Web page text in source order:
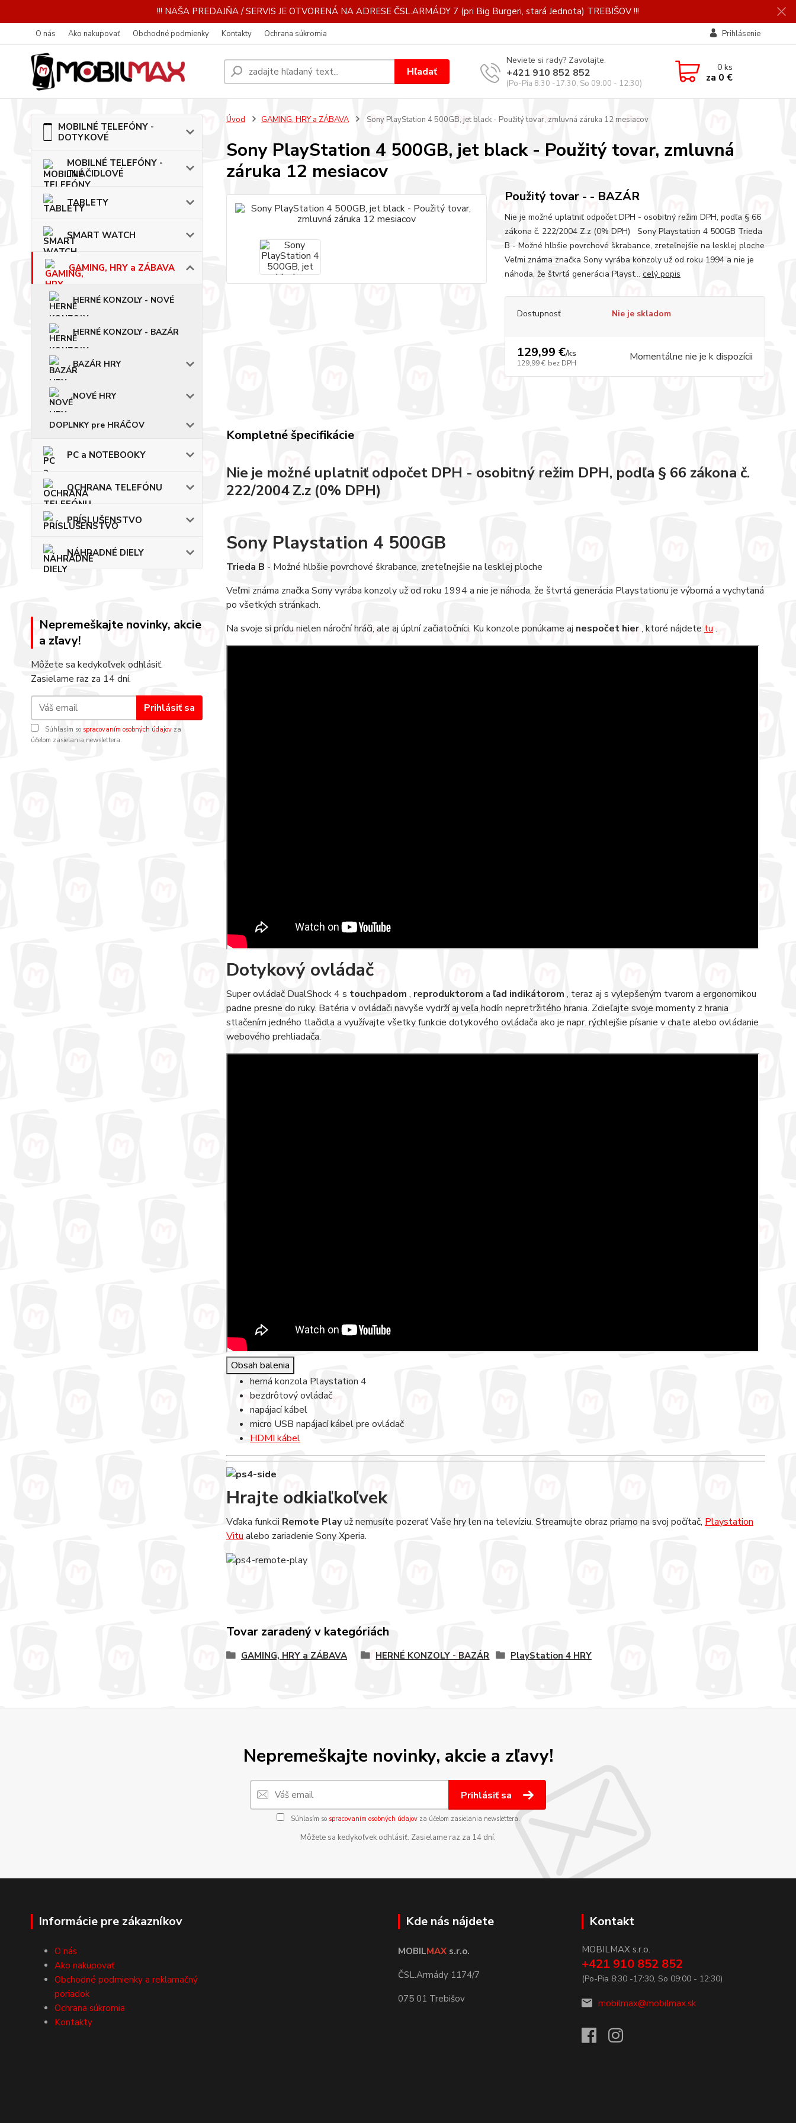
!!! NAŠA PREDAJŇA / SERVIS JE OTVORENÁ NA ADRESE ČSL.ARMÁDY 7 (pri Big Burgeri, stará Jednota) TREBIŠOV !!!
O nás Ako nakupovať Obchodné podmienky Kontakty Ochrana súkromia Prihlásenie
Hľadať
Neviete si rady? Zavolajte.
+421 910 852 852
(Po-Pia 8:30 -17:30, So 09:00 - 12:30)
0ks
za 0 €
MOBILNÉ TELEFÓNY -
DOTYKOVÉ
MOBILNÉ TELEFÓNY -
TLAČIDLOVÉ
TABLETY
SMART WATCH
GAMING, HRY a ZÁBAVA
HERNÉ KONZOLY - NOVÉ
HERNÉ KONZOLY - BAZÁR
BAZÁR HRY
NOVÉ HRY
DOPLNKY pre HRÁČOV
PC a NOTEBOOKY
OCHRANA TELEFÓNU
PRÍSLUŠENSTVO
NÁHRADNÉ DIELY
Nepremeškajte novinky, akcie
a zľavy!
Môžete sa kedykoľvek odhlásiť.
Zasielame raz za 14 dní.
Prihlásiť sa
Súhlasím so spracovaním osobných údajov za
účelom zasielania newslettera.
Úvod GAMING, HRY a ZÁBAVA Sony PlayStation 4 500GB, jet black - Použitý tovar, zmluvná záruka 12 mesiacov
Sony PlayStation 4 500GB, jet black - Použitý tovar, zmluvná
záruka 12 mesiacov
Použitý tovar - - BAZÁR
Nie je možné uplatniť odpočet DPH - osobitný režim DPH, podľa § 66
zákona č. 222/2004 Z.z (0% DPH) Sony Playstation 4 500GB Trieda
B - Možné hlbšie povrchové škrabance, zreteľnejšie na lesklej ploche
Veľmi známa značka Sony vyrába konzoly už od roku 1994 a nie je
náhoda, že štvrtá generácia Playst... celý popis
Dostupnosť Nie je skladom
129,99 €/ks
129,99 € bez DPH Momentálne nie je k dispozícii
Kompletné špecifikácie
Nie je možné uplatniť odpočet DPH - osobitný režim DPH, podľa § 66 zákona č.
222/2004 Z.z (0% DPH)
Sony Playstation 4 500GB
Trieda B - Možné hlbšie povrchové škrabance, zreteľnejšie na lesklej ploche
Veľmi známa značka Sony vyrába konzoly už od roku 1994 a nie je náhoda, že štvrtá generácia Playstationu je výborná a vychytaná
po všetkých stránkach.
Na svoje si prídu nielen nároční hráči, ale aj úplní začiatočníci. Ku konzole ponúkame aj nespočet hier, ktoré nájdete tu.
Dotykový ovládač
Super ovládač DualShock 4 s touchpadom , reproduktorom a ľad indikátorom , teraz aj s vylepšeným tvarom a ergonomikou
padne presne do ruky. Batéria v ovládači navyše vydrží aj veľa hodín nepretržitého hrania. Zdieľajte svoje momenty z hrania
stlačením jedného tlačidla a využívajte všetky funkcie dotykového ovládača ako je napr. rýchlejšie písanie v chate alebo ovládanie
webového prehliadača.
Obsah balenia
herná konzola Playstation 4
bezdrôtový ovládač
napájací kábel
micro USB napájací kábel pre ovládač
HDMI kábel
Hrajte odkiaľkoľvek
Vďaka funkcii Remote Playuž nemusíte pozerať Vaše hry len na televíziu. Streamujte obraz priamo na svoj počítač, Playstation
Vitualebo zariadenie Sony Xperia.
Tovar zaradený v kategóriách
GAMING, HRY a ZÁBAVA HERNÉ KONZOLY - BAZÁR PlayStation 4 HRY
Nepremeškajte novinky, akcie a zľavy!
Prihlásiť sa
Súhlasím so spracovaním osobných údajovza účelom zasielania newslettera.
Môžete sa kedykoľvek odhlásiť. Zasielame raz za 14 dní.
Informácie pre zákazníkov
O nás
Ako nakupovať
Obchodné podmienky a reklamačný
poriadok
Ochrana súkromia
Kontakty
Kde nás nájdete
MOBILMAX s.r.o.
ČSL.Armády 1174/7
075 01 Trebišov
Kontakt
MOBILMAX s.r.o.
+421 910 852 852
(Po-Pia 8:30 -17:30, So 09:00 - 12:30)
mobilmax@mobilmax.sk